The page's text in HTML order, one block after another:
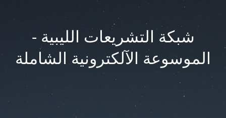
شبكة التشريعات الليبية -
الموسوعة الآلكترونية الشاملة